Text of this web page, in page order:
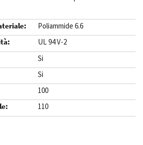
Poliammide 6.6
UL 94 V-2
Si
Si
100
110